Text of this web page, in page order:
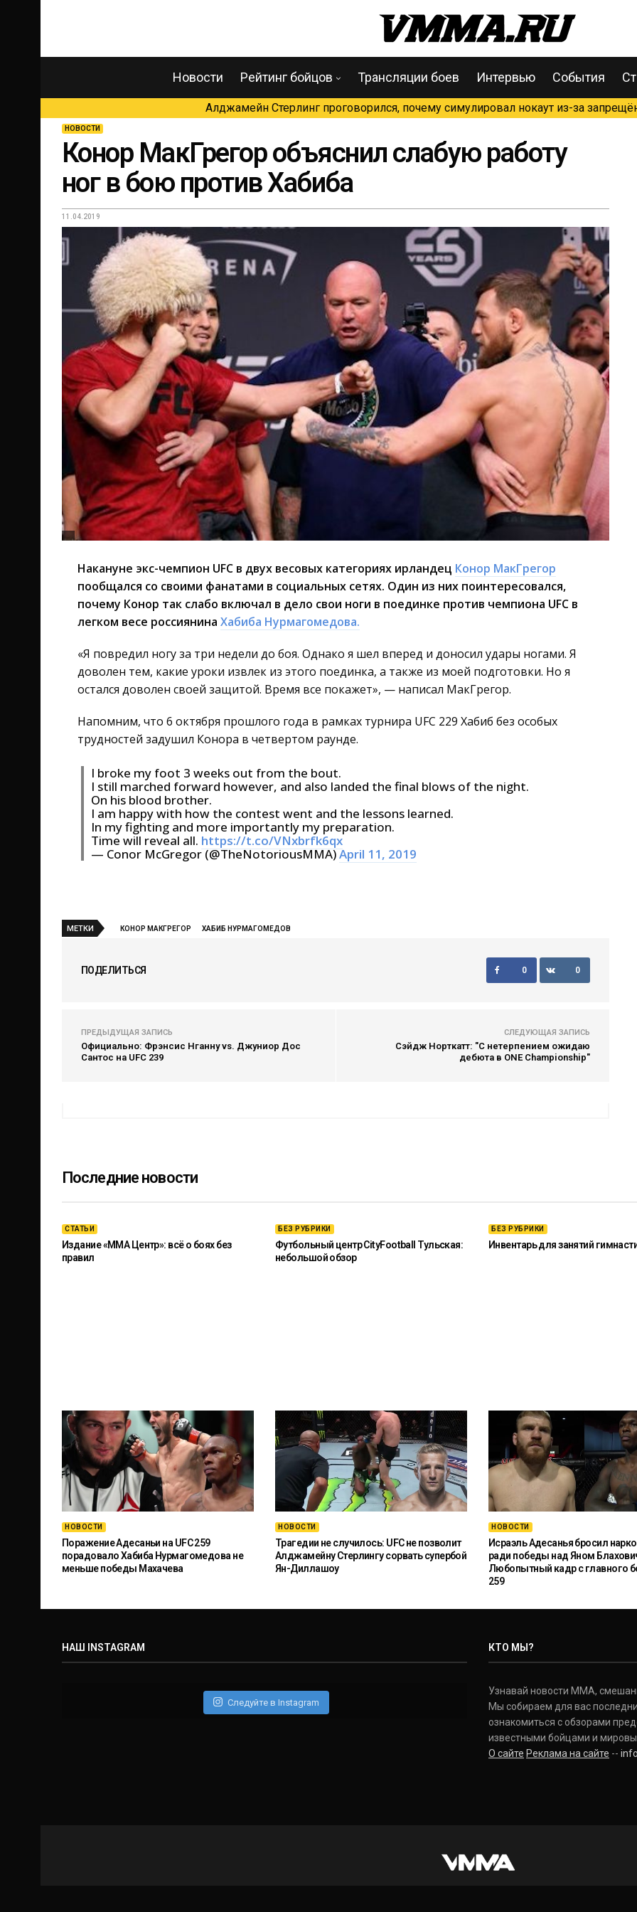
Новости Рейтинг бойцов Трансляции боев Интервью События
Алджамейн Стерлинг проговорился, почему симулировал нокаут из-за
НОВОСТИ
Конор МакГрегор объяснил слабую работу
ног в бою против Хабиба
11.04.2019
Накануне экс-чемпион UFC в двух весовых категориях ирландец Конор МакГрегор
пообщался со своими фанатами в социальных сетях. Один из них поинтересовался,
почему Конор так слабо включал в дело свои ноги в поединке против чемпиона UFC в
легком весе россиянина Хабиба Нурмагомедова.
«Я повредил ногу за три недели до боя. Однако я шел вперед и доносил удары ногами. Я
доволен тем, какие уроки извлек из этого поединка, а также из моей подготовки. Но я
остался доволен своей защитой. Время все покажет», — написал МакГрегор.
Напомним, что 6 октября прошлого года в рамках турнира UFC 229 Хабиб без особых
трудностей задушил Конора в четвертом раунде.
I broke my foot 3 weeks out from the bout.
I still marched forward however, and also landed the final blows of the night.
On his blood brother.
I am happy with how the contest went and the lessons learned.
In my fighting and more importantly my preparation.
Time will reveal all. https://t.co/VNxbrfk6qx
— Conor McGregor (@TheNotoriousMMA)April 11, 2019
МЕТКИ КОНОР МАКГРЕГОР ХАБИБ НУРМАГОМЕДОВ
ПОДЕЛИТЬСЯ 0 0
ПРЕДЫДУЩАЯ ЗАПИСЬ
Официально: Фрэнсис Нганну vs. Джуниор Дос
Сантос на UFC 239
СЛЕДУЮЩАЯ ЗАПИСЬ
Сэйдж Норткатт: "С нетерпением ожидаю
дебюта в ONE Championship"
Последние новости
СТАТЬИ
Издание «ММА Центр»: всё о боях без
правил
БЕЗ РУБРИКИ
Футбольный центр CityFootball Тульская:
небольшой обзор
БЕЗ РУБРИКИ
Инвентарь для занятий
НОВОСТИ
Поражение Адесаньи на UFC 259
порадовало Хабиба Нурмагомедова не
меньше победы Махачева
НОВОСТИ
Трагедии не случилось: UFC не позволит
Алджамейну Стерлингу сорвать супербой
Ян-Диллашоу
НОВОСТИ
Исраэль Адесанья бросил
ради победы над Яном
Любопытный кадр с главного
259
НАШ INSTAGRAM
Следуйте в Instagram
КТО МЫ?
Узнавай новости ММА,
Мы собираем для вас
ознакомиться с обзорами
известными бойцами и
О сайте Реклама на сайте --